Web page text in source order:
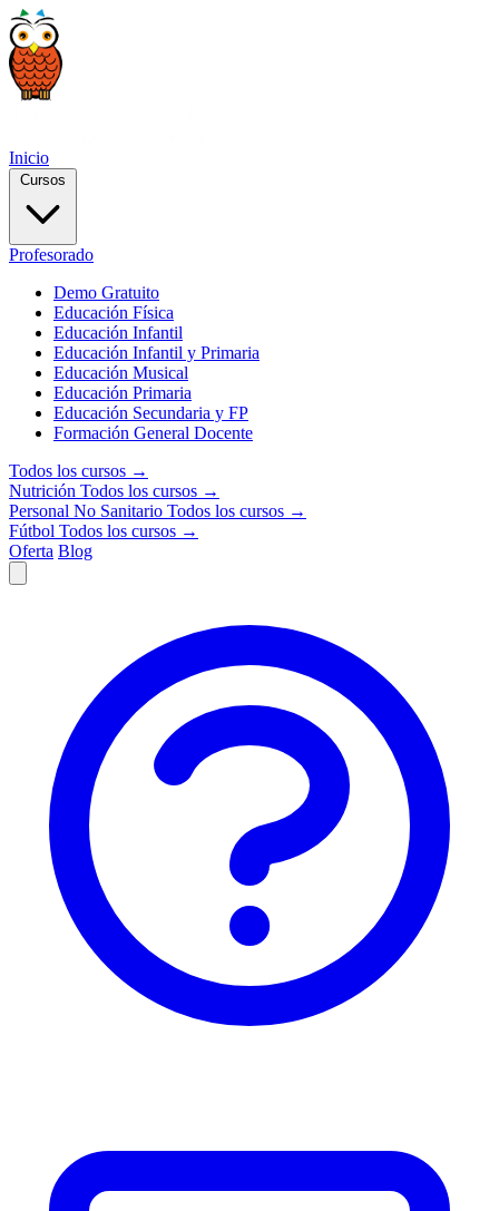
Inicio
Cursos
Profesorado
Demo Gratuito
Educación Física
Educación Infantil
Educación Infantil y Primaria
Educación Musical
Educación Primaria
Educación Secundaria y FP
Formación General Docente
Todos los cursos →
Nutrición Todos los cursos →
Personal No Sanitario Todos los cursos →
Fútbol Todos los cursos →
Oferta Blog